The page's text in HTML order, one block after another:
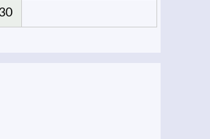
30